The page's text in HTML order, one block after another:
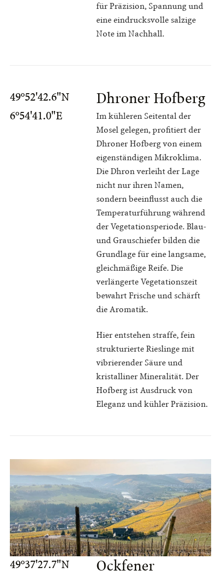
für Präzision, Spannung und
eine eindrucksvolle salzige
Note im Nachhall.
49°52'42.6"N
6°54'41.0"E
Dhroner Hofberg
Im kühleren Seitental der
Mosel gelegen, profitiert der
Dhroner Hofberg von einem
eigenständigen Mikroklima.
Die Dhron verleiht der Lage
nicht nur ihren Namen,
sondern beeinflusst auch die
Temperaturführung während
der Vegetationsperiode. Blau-
und Grauschiefer bilden die
Grundlage für eine langsame,
gleichmäßige Reife. Die
verlängerte Vegetationszeit
bewahrt Frische und schärft
die Aromatik.
Hier entstehen straffe, fein
strukturierte Rieslinge mit
vibrierender Säure und
kristalliner Mineralität. Der
Hofberg ist Ausdruck von
Eleganz und kühler Präzision.
49°37'27.7"N
Ockfener